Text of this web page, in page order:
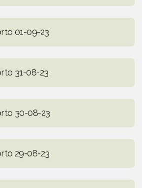
01-09-23
31-08-23
30-08-23
29-08-23